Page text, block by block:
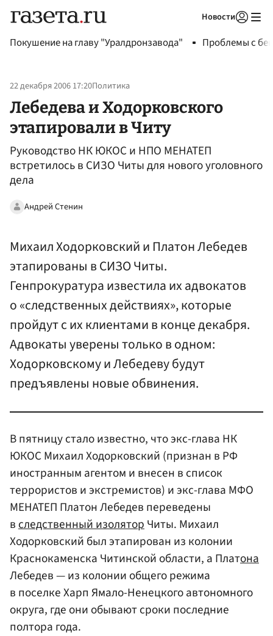
Новости
Покушение на главу "Уралдронзавода" Проблемы с
22 декабря 2006 17:20Политика
Лебедева и Ходорковского
этапировали в Читу
Руководство НК ЮКОС и НПО МЕНАТЕП
встретилось в СИЗО Читы для нового уголовного
дела
Андрей Стенин
Михаил Ходорковский и Платон Лебедев
этапированы в СИЗО Читы.
Генпрокуратура известила их адвокатов
о «следственных действиях», которые
пройдут с их клиентами в конце декабря.
Адвокаты уверены только в одном:
Ходорковскому и Лебедеву будут
предъявлены новые обвинения.
В пятницу стало известно, что экс-глава НК
ЮКОС Михаил Ходорковский (признан в РФ
иностранным агентом и внесен в список
террористов и экстремистов) и экс-глава МФО
МЕНАТЕП Платон Лебедев переведены
в следственный изолятор Читы. Михаил
Ходорковский был этапирован из колонии
Краснокаменска Читинской области, а Платона
Лебедев — из колонии общего режима
в поселке Харп Ямало-Ненецкого автономного
округа, где они обывают сроки последние
полтора года.